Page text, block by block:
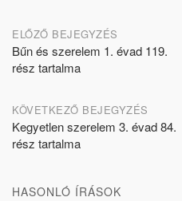
Post
navigation
ELŐZŐ BEJEGYZÉS
Bűn és szerelem 1. évad 119.
rész tartalma
KÖVETKEZŐ BEJEGYZÉS
Kegyetlen szerelem 3. évad 84.
rész tartalma
HASONLÓ ÍRÁSOK